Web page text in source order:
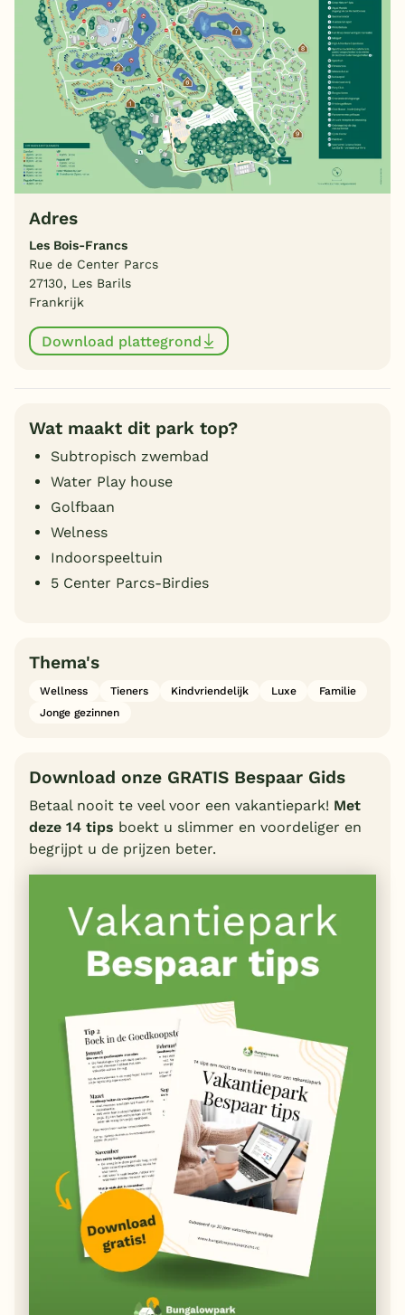
Adres
Les Bois-Francs
Rue de Center Parcs
27130, Les Barils
Frankrijk
Download plattegrond
Wat maakt dit park top?
Subtropisch zwembad
Water Play house
Golfbaan
Welness
Indoorspeeltuin
5 Center Parcs-Birdies
Thema's
Wellness Tieners Kindvriendelijk Luxe
Familie
Jonge gezinnen
Download onze GRATIS Bespaar Gids
Betaal nooit te veel voor een vakantiepark! Met
deze 14 tips boekt u slimmer en voordeliger en
begrijpt u de prijzen beter.